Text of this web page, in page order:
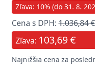
Zľava: 10% (do 31. 8.
Cena s DPH: 1.036,84
Zľava: 103,69 €
Najnižšia cena za